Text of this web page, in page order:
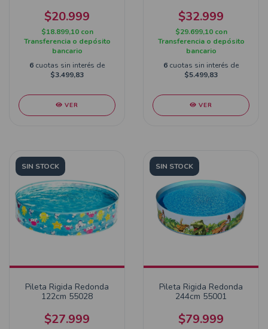
$20.999
$18.899,10 con
Transferencia o depósito
bancario
6 cuotas sin interés de
$3.499,83
VER
$32.999
$29.699,10 con
Transferencia o depósito
bancario
6 cuotas sin interés de
$5.499,83
VER
SIN STOCK
Pileta Rigida Redonda
122cm 55028
$27.999
SIN STOCK
Pileta Rigida Redonda
244cm 55001
$79.999